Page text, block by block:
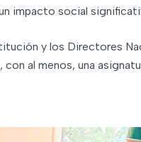
impacto social
y los Directores
al menos, una